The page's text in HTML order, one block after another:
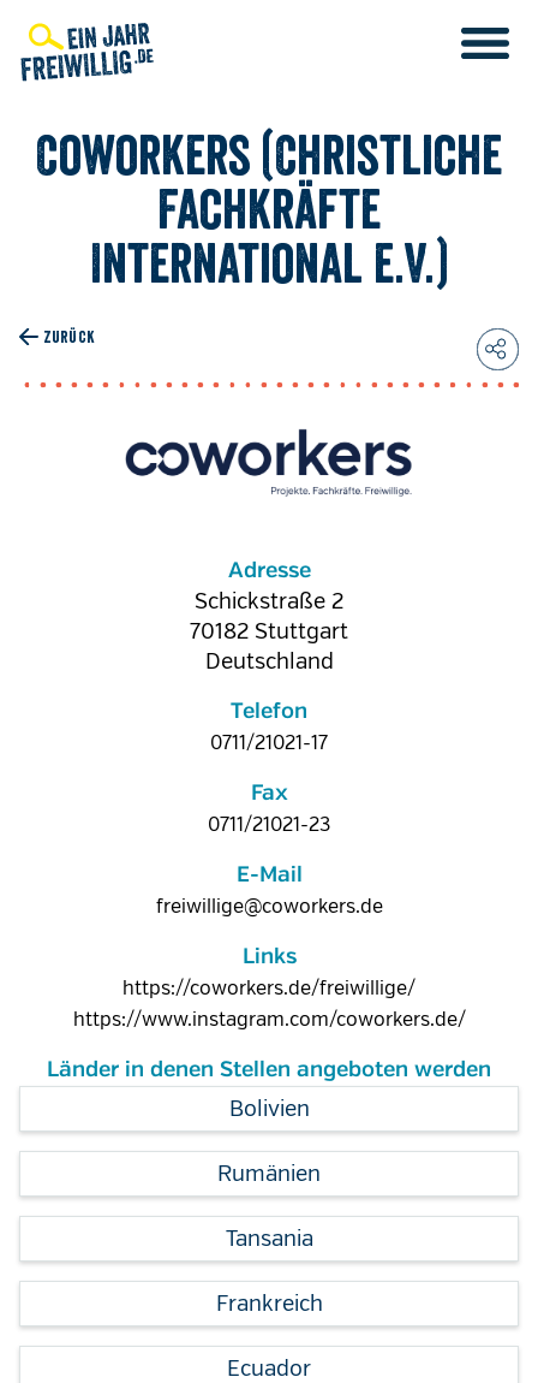
zum
Inhalt
Coworkers (Christliche
Fachkräfte
International e.V.)
ZURÜCK
Adresse
Schickstraße 2
70182 Stuttgart
Deutschland
Telefon
0711/21021-17
Fax
0711/21021-23
E-Mail
freiwillige@coworkers.de
Links
https://coworkers.de/freiwillige/
https://www.instagram.com/coworkers.de/
Länder in denen Stellen angeboten werden
Bolivien
Rumänien
Tansania
Frankreich
Ecuador